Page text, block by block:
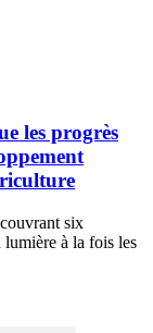
les progrès
six
à la fois les